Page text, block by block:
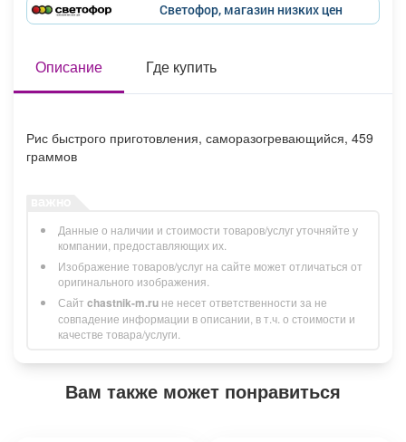
ТВ программа Я - пенсионер
Светофор, магазин низких цен
Описание Где купить
Рис быстрого приготовления, саморазогревающийся, 459
граммов
Данные о наличии и стоимости товаров/услуг уточняйте у
компании, предоставляющих их.
Изображение товаров/услуг на сайте может отличаться от
оригинального изображения.
Сайт chastnik-m.ru не несет ответственности за не
совпадение информации в описании, в т.ч. о стоимости и
качестве товара/услуги.
Вам также может понравиться